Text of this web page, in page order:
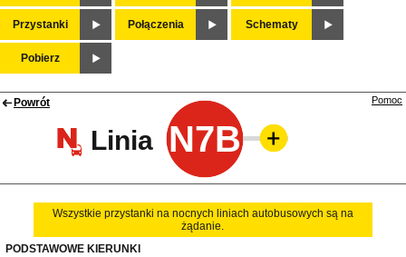
Przystanki Połączenia Schematy
Pobierz
Powrót
Linia N7B
Pomoc
Wszystkie przystanki na nocnych liniach autobusowych są na
żądanie.
PODSTAWOWE KIERUNKI